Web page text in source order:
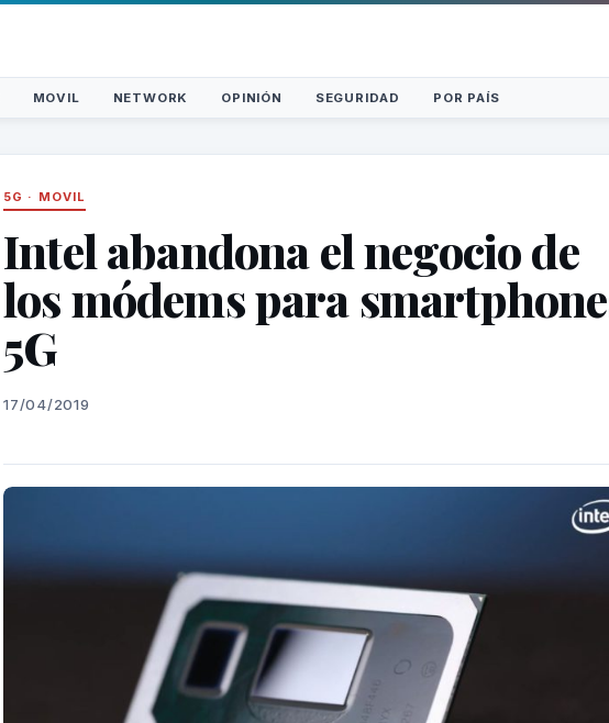
MOVIL NETWORK OPINIÓN SEGURIDAD POR PAÍS
5G · MOVIL
Intel abandona el negocio de
los módems para
5G
17/04/2019